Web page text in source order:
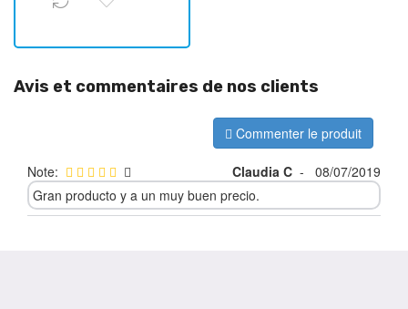
Avis et commentaires de nos clients
Commenter le produit
Note: Claudia C -
08/07/2019
Gran producto y a un muy buen precio.